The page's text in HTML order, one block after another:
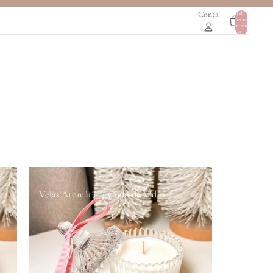
Conta
Total de
itens no
carrinho:
0
Velas Aromáticas Copo de Vidro